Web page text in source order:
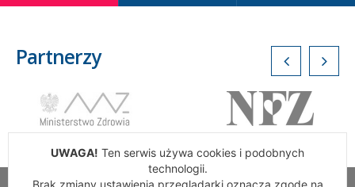
Partnerzy
UWAGA! Ten serwis używa cookies i podobnych
technologii.
Brak zmiany ustawienia przeglądarki oznacza zgodę na